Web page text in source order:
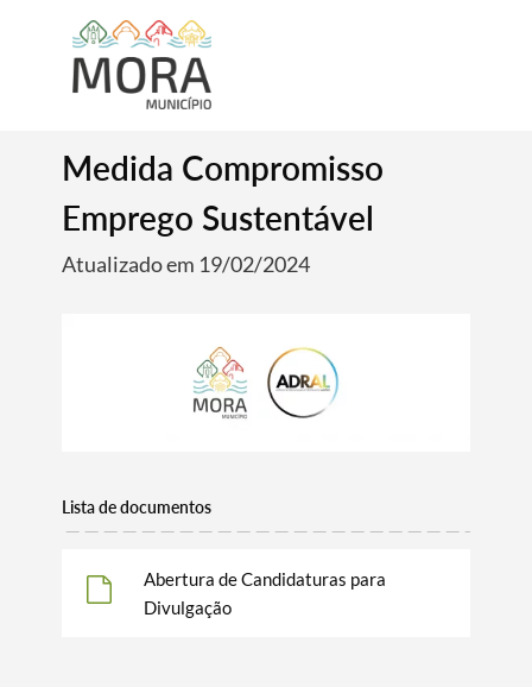
Medida Compromisso
Emprego Sustentável
Atualizado em 19/02/2024
Lista de documentos
Abertura de Candidaturas para
Divulgação